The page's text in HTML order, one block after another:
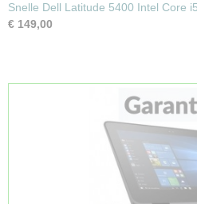
Snelle Dell Latitude 5400 Intel Core
€ 149,00